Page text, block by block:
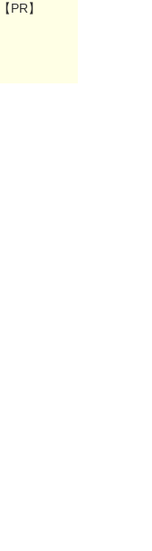
PR】